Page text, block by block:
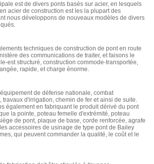
est de divers ponts basés sur acier, en lesquels
acier de construction est les la plupart des
nous développons de nouveaux modèles de divers
techniques de construction de pont en route
des communications de traiter, et faisons le
est structuré, construction commode-transportée,
rapide, et charge énorme.
de défense nationale, combat
travaux d'irrigation, chemin de fer et ainsi de suite.
également en fabriquant le produit dérivé du pont
la pointe, poteau femelle d'extrémité, poteau
de pont, plaque de base, corde renforcée, agrafe
accessoires de usinage de type pont de Bailey
qui peuvent commander la qualité, le coût et le